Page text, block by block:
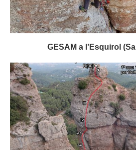
GESAM a l’Esquirol